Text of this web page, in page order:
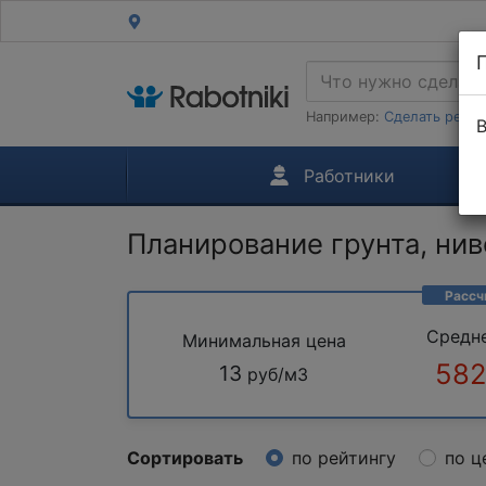
Например: Сделать
Работники
Планирование грунта,
Минимальная цена
13 руб/м3
Сортировать по рейтингу по